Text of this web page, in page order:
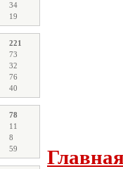
34
19
221
73
32
76
40
78
11
8
59